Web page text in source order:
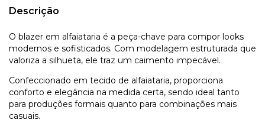
Descrição
O blazer em alfaiataria é a peça-chave para compor looks
modernos e sofisticados. Com modelagem estruturada que
valoriza a silhueta, ele traz um caimento impecável.
Confeccionado em tecido de alfaiataria, proporciona
conforto e elegância na medida certa, sendo ideal tanto
para produções formais quanto para combinações mais
casuais.